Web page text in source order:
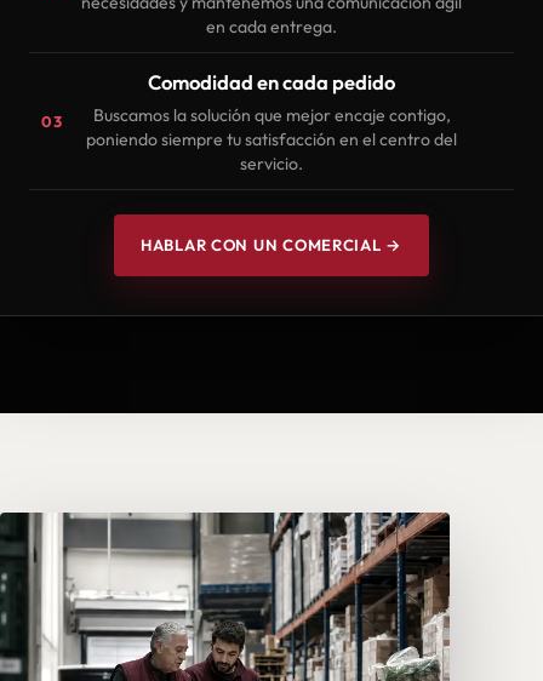
en cada entrega.
03
Comodidad en cada pedido
Buscamos la solución que mejor encaje contigo,
poniendo siempre tu satisfacción en el centro del
servicio.
HABLAR CON UN COMERCIAL →